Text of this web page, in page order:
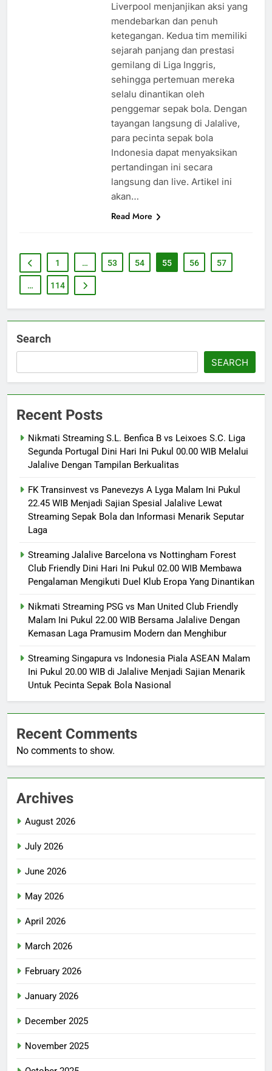
Liverpool menjanjikan aksi yang
mendebarkan dan penuh
ketegangan. Kedua tim memiliki
sejarah panjang dan prestasi
gemilang di Liga Inggris,
sehingga pertemuan mereka
selalu dinantikan oleh
penggemar sepak bola. Dengan
tayangan langsung di Jalalive,
para pecinta sepak bola
Indonesia dapat menyaksikan
pertandingan ini secara
langsung dan live. Artikel ini
akan…
Read More
1 … 53 54 55 56 57
… 114
Search
SEARCH
Recent Posts
Nikmati Streaming S.L. Benfica B vs Leixoes S.C. Liga
Segunda Portugal Dini Hari Ini Pukul 00.00 WIB Melalui
Jalalive Dengan Tampilan Berkualitas
FK Transinvest vs Panevezys A Lyga Malam Ini Pukul
22.45 WIB Menjadi Sajian Spesial Jalalive Lewat
Streaming Sepak Bola dan Informasi Menarik Seputar
Laga
Streaming Jalalive Barcelona vs Nottingham Forest
Club Friendly Dini Hari Ini Pukul 02.00 WIB Membawa
Pengalaman Mengikuti Duel Klub Eropa Yang Dinantikan
Nikmati Streaming PSG vs Man United Club Friendly
Malam Ini Pukul 22.00 WIB Bersama Jalalive Dengan
Kemasan Laga Pramusim Modern dan Menghibur
Streaming Singapura vs Indonesia Piala ASEAN Malam
Ini Pukul 20.00 WIB di Jalalive Menjadi Sajian Menarik
Untuk Pecinta Sepak Bola Nasional
Recent Comments
No comments to show.
Archives
August 2026
July 2026
June 2026
May 2026
April 2026
March 2026
February 2026
January 2026
December 2025
November 2025